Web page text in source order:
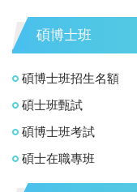
碩博士班
碩博士班招生名額
碩士班甄試
碩博士班考試
碩士在職專班